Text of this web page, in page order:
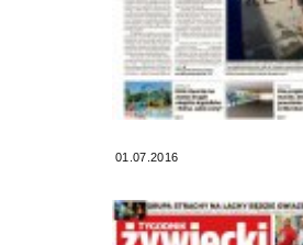
01.07.2016